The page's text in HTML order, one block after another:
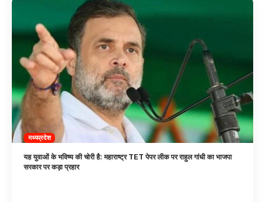
मध्यप्रदेश
यह युवाओं के भविष्य की चोरी है: महाराष्ट्र TET पेपर लीक पर राहुल गांधी का भाजपा
सरकार पर कड़ा प्रहार